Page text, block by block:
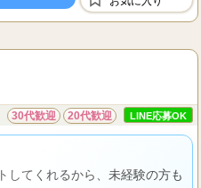
らにアップ
30代歓迎 20代歓迎 LINE応募OK
してくれるから、未経験の方も